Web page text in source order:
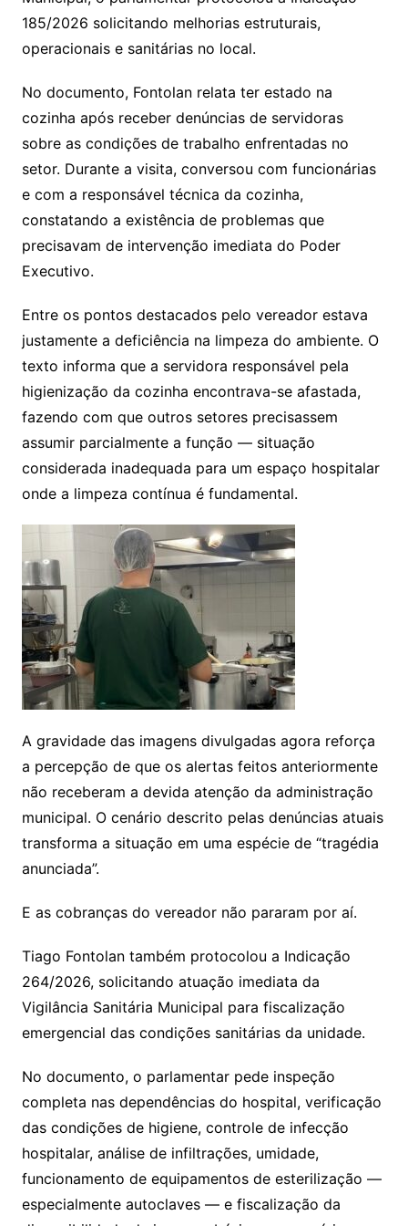
185/2026 solicitando melhorias estruturais,
operacionais e sanitárias no local.
No documento, Fontolan relata ter estado na
cozinha após receber denúncias de servidoras
sobre as condições de trabalho enfrentadas no
setor. Durante a visita, conversou com funcionárias
e com a responsável técnica da cozinha,
constatando a existência de problemas que
precisavam de intervenção imediata do Poder
Executivo.
Entre os pontos destacados pelo vereador estava
justamente a deficiência na limpeza do ambiente. O
texto informa que a servidora responsável pela
higienização da cozinha encontrava-se afastada,
fazendo com que outros setores precisassem
assumir parcialmente a função — situação
considerada inadequada para um espaço hospitalar
onde a limpeza contínua é fundamental.
A gravidade das imagens divulgadas agora reforça
a percepção de que os alertas feitos anteriormente
não receberam a devida atenção da administração
municipal. O cenário descrito pelas denúncias atuais
transforma a situação em uma espécie de “tragédia
anunciada”.
E as cobranças do vereador não pararam por aí.
Tiago Fontolan também protocolou a Indicação
264/2026, solicitando atuação imediata da
Vigilância Sanitária Municipal para fiscalização
emergencial das condições sanitárias da unidade.
No documento, o parlamentar pede inspeção
completa nas dependências do hospital, verificação
das condições de higiene, controle de infecção
hospitalar, análise de infiltrações, umidade,
funcionamento de equipamentos de esterilização —
especialmente autoclaves — e fiscalização da